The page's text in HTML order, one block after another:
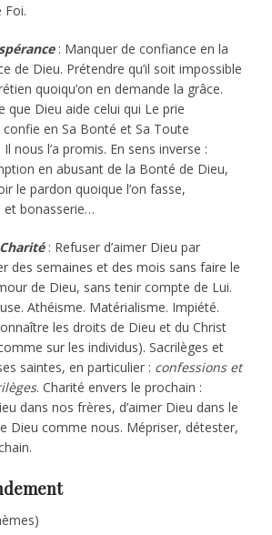
Foi.
: Manquer de confiance en la
de Dieu. Prétendre qu’il soit impossible
quoiqu’on en demande la grâce.
que Dieu aide celui qui Le prie
en Sa Bonté et Sa Toute
nous l’a promis. En sens inverse :
en abusant de la Bonté de Dieu,
le pardon quoique l’on fasse,
bonasserie…
: Refuser d’aimer Dieu par
des semaines et des mois sans faire le
de Dieu, sans tenir compte de Lui.
Athéisme. Matérialisme. Impiété.
les droits de Dieu et du Christ
sur les individus). Sacrilèges et
saintes, en particulier : confessions et
. Charité envers le prochain :
dans nos frères, d’aimer Dieu dans le
Dieu comme nous. Mépriser, détester,